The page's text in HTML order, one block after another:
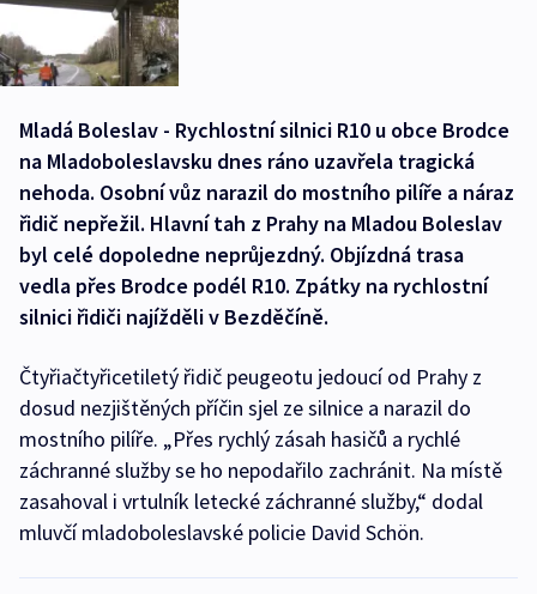
Mladá Boleslav - Rychlostní silnici R10 u obce Brodce
na Mladoboleslavsku dnes ráno uzavřela tragická
nehoda. Osobní vůz narazil do mostního pilíře a náraz
řidič nepřežil. Hlavní tah z Prahy na Mladou Boleslav
byl celé dopoledne neprůjezdný. Objízdná trasa
vedla přes Brodce podél R10. Zpátky na rychlostní
silnici řidiči najížděli v Bezděčíně.
Čtyřiačtyřicetiletý řidič peugeotu jedoucí od Prahy z
dosud nezjištěných příčin sjel ze silnice a narazil do
mostního pilíře. „Přes rychlý zásah hasičů a rychlé
záchranné služby se ho nepodařilo zachránit. Na místě
zasahoval i vrtulník letecké záchranné služby,“ dodal
mluvčí mladoboleslavské policie David Schön.